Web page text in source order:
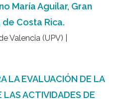
María Aguilar, Gran
Costa Rica.
Valencia (UPV) |
LA EVALUACIÓN DE LA
ACTIVIDADES DE